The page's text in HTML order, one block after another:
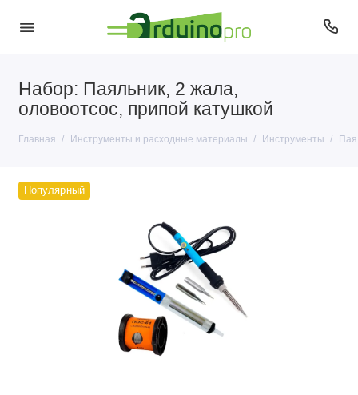
Набор: Паяльник, 2 жала,
оловоотсос, припой катушкой
Главная Инструменты и расходные материалы Инструменты
Инструменты
Припой и расходные материалы
Популярный